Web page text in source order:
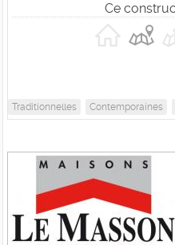
Ce
Traditionnelles Contemporaines